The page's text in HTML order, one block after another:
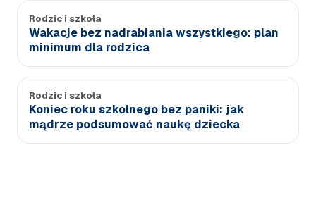
Rodzic i szkoła
Wakacje bez nadrabiania wszystkiego: plan
minimum dla rodzica
Rodzic i szkoła
Koniec roku szkolnego bez paniki: jak
mądrze podsumować naukę dziecka